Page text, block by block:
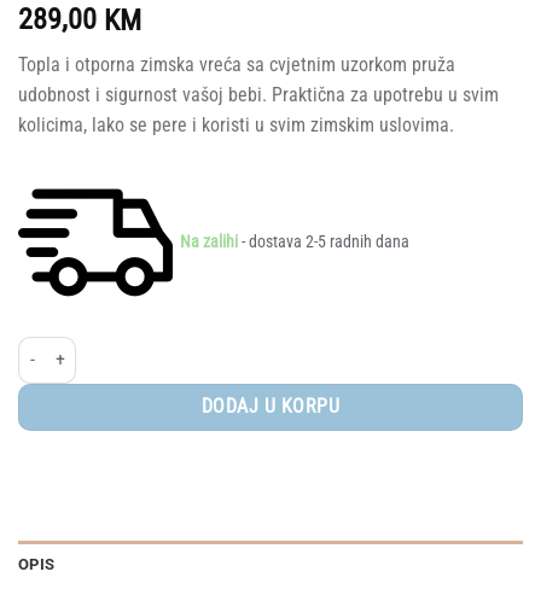
289,00 KM
Topla i otporna zimska vreća sa cvjetnim uzorkom pruža
udobnost i sigurnost vašoj bebi. Praktična za upotrebu u svim
kolicima, lako se pere i koristi u svim zimskim uslovima.
Na zalihi- dostava 2-5 radnih dana
Elodie® zimska vreća, Meadow Blossom količina
DODAJ U KORPU
OPIS